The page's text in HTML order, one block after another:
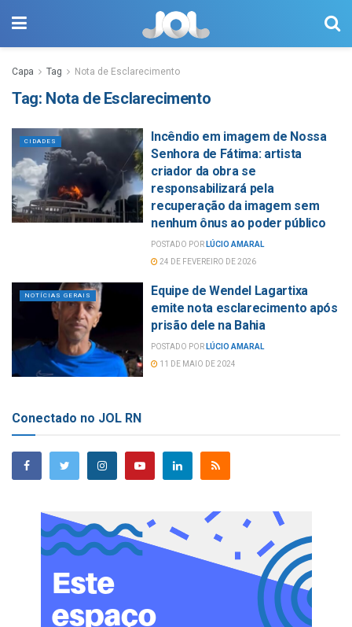
Capa Tag Nota de Esclarecimento
Tag: Nota de Esclarecimento
CIDADES
Incêndio em imagem de Nossa
Senhora de Fátima: artista
criador da obra se
responsabilizará pela
recuperação da imagem sem
nenhum ônus ao poder público
POSTADO POR LÚCIO AMARAL
24 DE FEVEREIRO DE 2026
NOTÍCIAS GERAIS
Equipe de Wendel Lagartixa
emite nota esclarecimento após
prisão dele na Bahia
POSTADO POR LÚCIO AMARAL
11 DE MAIO DE 2024
Conectado no JOL RN